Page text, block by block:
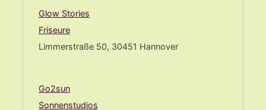
Glow Stories
Friseure
Limmerstraße 50, 30451 Hannover
Go2sun
Sonnenstudios